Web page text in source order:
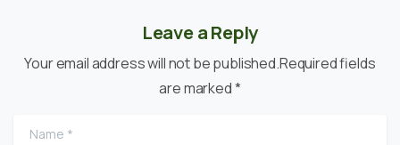
Leave a Reply
Your email address will not be published.Required fields
are marked *
Name